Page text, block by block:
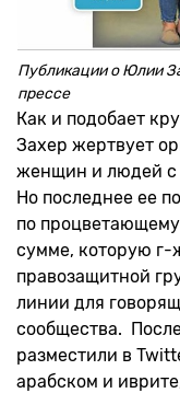
Публикации о Юлии
прессе
Как и подобает
Захер жертвует
женщин и людей с
Но последнее ее
по
сумме, которую г-
правозащитной
линии для
сообщества.
разместили в
арабском и